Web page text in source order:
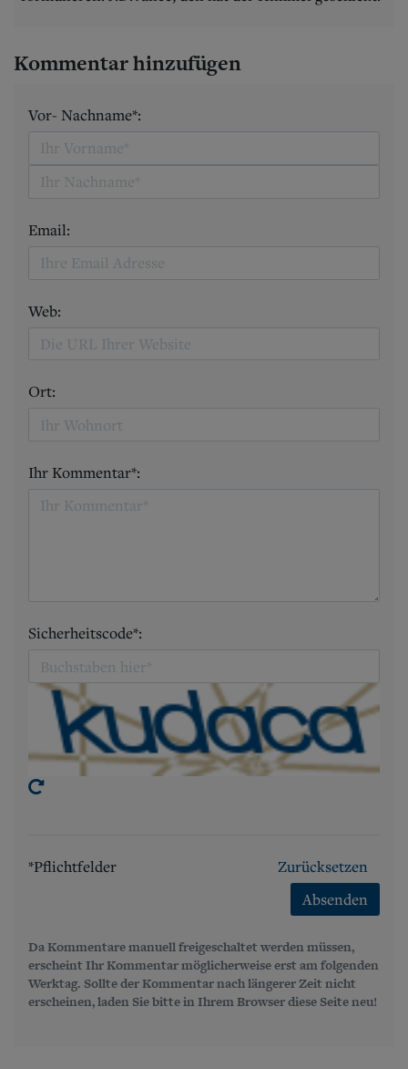
Kommentar hinzufügen
Vor- Nachname*:
Email:
Web:
Ort:
Ihr Kommentar*:
Sicherheitscode*:
*Pflichtfelder
Zurücksetzen
Absenden
Da Kommentare manuell freigeschaltet werden müssen,
erscheint Ihr Kommentar möglicherweise erst am folgenden
Werktag. Sollte der Kommentar nach längerer Zeit nicht
erscheinen, laden Sie bitte in Ihrem Browser diese Seite neu!